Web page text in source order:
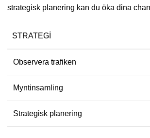
strategisk planering kan du öka dina
STRATEGI
Observera trafiken
Myntinsamling
Strategisk planering